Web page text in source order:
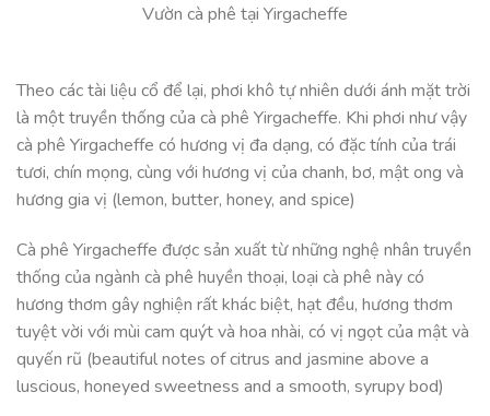
Vườn cà phê tại Yirgacheffe
Theo các tài liệu cổ để lại, phơi khô tự nhiên dưới ánh mặt trời
là một truyền thống của cà phê Yirgacheffe. Khi phơi như vậy
cà phê Yirgacheffe có hương vị đa dạng, có đặc tính của trái
tươi, chín mọng, cùng với hương vị của chanh, bơ, mật ong và
hương gia vị (lemon, butter, honey, and spice)
Cà phê Yirgacheffe được sản xuất từ những nghệ nhân truyền
thống của ngành cà phê huyền thoại, loại cà phê này có
hương thơm gây nghiện rất khác biệt, hạt đều, hương thơm
tuyệt vời với mùi cam quýt và hoa nhài, có vị ngọt của mật và
quyến rũ (beautiful notes of citrus and jasmine above a
luscious, honeyed sweetness and a smooth, syrupy bod)